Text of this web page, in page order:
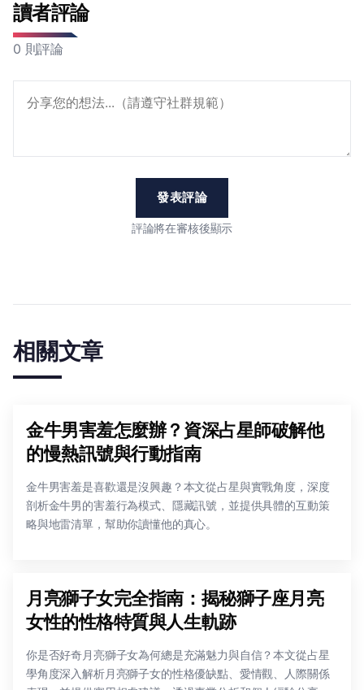
讀者評論
0 則評論
發表評論
評論將在審核後顯示
相關文章
金牛男害羞怎麼辦？資深占星師破解他
的慢熱訊號與行動指南
金牛男害羞是喜歡還是沒興趣？本文從占星與實戰角度，深度
剖析金牛男的害羞行為模式、隱藏訊號，並提供具體的互動策
略與地雷清單，幫助你讀懂他的真心。
月亮獅子女完全指南：揭秘獅子座月亮
女性的性格特質與人生軌跡
你是否好奇月亮獅子女為何總是充滿魅力與自信？本文從占星
學角度深入解析月亮獅子女的性格優缺點、愛情觀、人際關係